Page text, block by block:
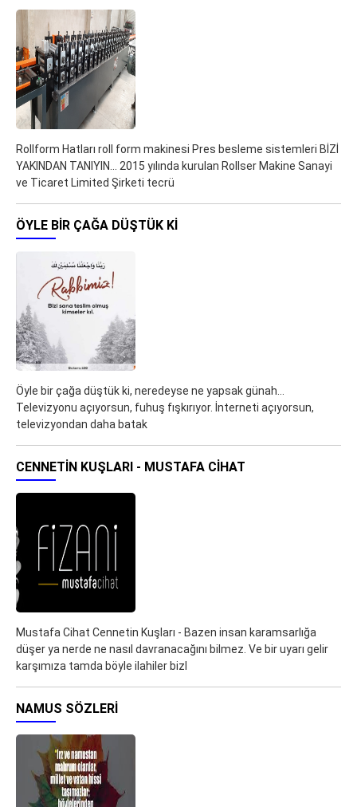
Rollform Hatları roll form makinesi Pres besleme sistemleri BİZİ
YAKINDAN TANIYIN... 2015 yılında kurulan Rollser Makine Sanayi
ve Ticaret Limited Şirketi tecrü
ÖYLE BIR ÇAĞA DÜŞTÜK KI
Öyle bir çağa düştük ki, neredeyse ne yapsak günah…
Televizyonu açıyorsun, fuhuş fışkırıyor. İnterneti açıyorsun,
televizyondan daha batak
CENNETIN KUŞLARI - MUSTAFA CIHAT
Mustafa Cihat Cennetin Kuşları - Bazen insan karamsarlığa
düşer ya nerde ne nasıl davranacağını bilmez. Ve bir uyarı gelir
karşımıza tamda böyle ilahiler bizl
NAMUS SÖZLERI